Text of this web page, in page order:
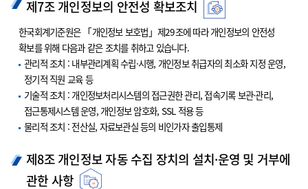
제7조 개인정보의 안전성 확보조치
한국회계기준원은 「개인정보 보호법」제29조에 따라 개인정보의 안전성
확보를 위해 다음과 같은 조치를 취하고 있습니다.
관리적 조치 : 내부관리계획 수립·시행, 개인정보 취급자의 최소화 지정 운영,
정기적 직원 교육 등
기술적 조치 : 개인정보처리시스템의 접근권한 관리, 접속기록 보관·관리,
접근통제시스템 운영, 개인정보 암호화, SSL 적용 등
물리적 조치 : 전산실, 자료보관실 등의 비인가자 출입통제
제8조 개인정보 자동 수집 장치의 설치·운영 및 거부에
관한 사항